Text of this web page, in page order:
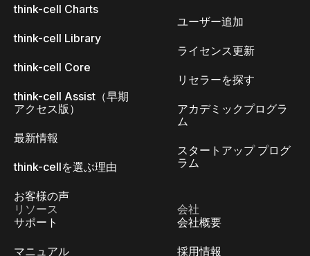
think-cell Charts
think-cell Library
think-cell Core
think-cell Assist（早期
アクセス版）
最新情報
think-cellを選ぶ理由
お客様の声
ユーザー追加
ライセンス更新
リセラーを探す
アカデミックプログラ
ム
スタートアップ プログ
ラム
リソース
サポート
マニュアル
会社
会社概要
採用情報